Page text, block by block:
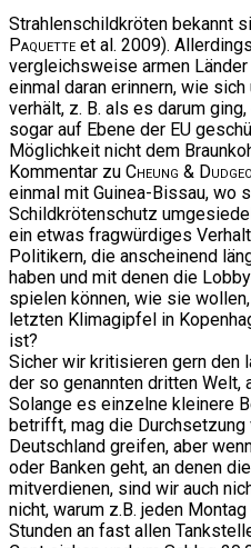
Strahlenschildkröten bekannt
Paquette et al. 2009).
vergleichsweise armen
einmal daran erinnern, wie
verhält, z. B. als es darum
sogar auf Ebene der EU
Möglichkeit nicht dem
Kommentar zu Cheung &
einmal mit Guinea-Bissau, wo
Schildkrötenschutz
ein etwas fragwürdiges
Politikern, die anscheinend
haben und mit denen die
spielen können, wie sie
letzten Klimagipfel in
ist?
Sicher wir kritisieren gern den
der so genannten dritten
Solange es einzelne kleinere
betrifft, mag die
Deutschland greifen, aber
oder Banken geht, an denen
mitverdienen, sind wir auch
nicht, warum z.B. jeden
Stunden an fast allen